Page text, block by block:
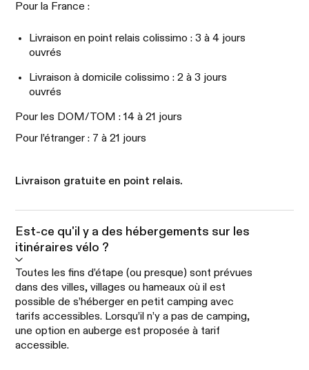
Pour la France :
Livraison en point relais colissimo : 3 à 4 jours
ouvrés
Livraison à domicile colissimo : 2 à 3 jours
ouvrés
Pour les DOM/TOM : 14 à 21 jours
Pour l’étranger : 7 à 21 jours
Livraison gratuite en point relais.
Est-ce qu'il y a des hébergements sur les
itinéraires vélo ?
Toutes les fins d’étape (ou presque) sont prévues
dans des villes, villages ou hameaux où il est
possible de s’héberger en petit camping avec
tarifs accessibles. Lorsqu’il n’y a pas de camping,
une option en auberge est proposée à tarif
accessible.